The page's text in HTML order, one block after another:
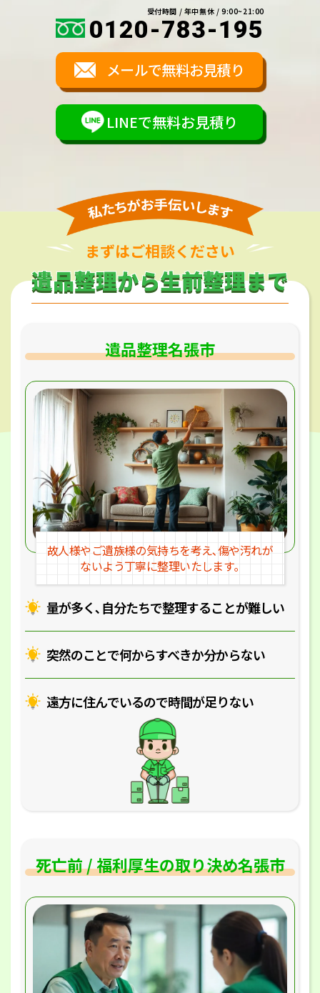
受付時間 / 年中無休 / 9:00~21:00
0120-783-195
メールで無料お見積り
LINEで無料お見積り
まずはご相談ください
遺品整理から生前整理まで
遺品整理から生前整理まで
遺品整理名張市
量が多く､自分たちで整理することが難しい
突然のことで何からすべきか分からない
遠方に住んでいるので時間が足りない
故人様やご遺族様の気持ちを考え､傷や汚れが
ないよう丁寧に整理いたします｡
死亡前 / 福利厚生の取り決め名張市